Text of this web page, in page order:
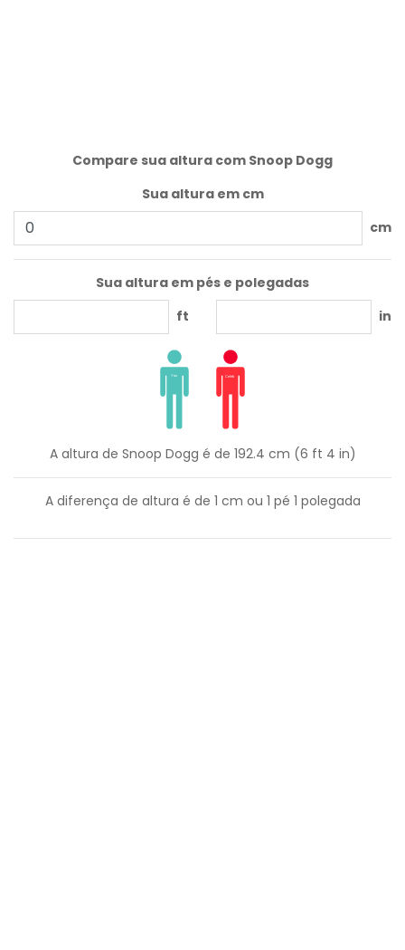
Compare sua altura com Snoop Dogg
Sua altura em cm
cm
Sua altura em pés e polegadas
ft
in
A altura de Snoop Dogg é de 192.4 cm (6 ft 4 in)
A diferença de altura é de 1 cm ou 1 pé 1 polegada